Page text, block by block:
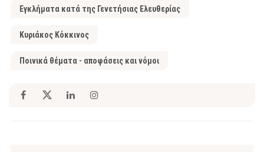
Εγκλήματα κατά της Γενετήσιας Ελευθερίας
Κυριάκος Κόκκινος
Ποινικά θέματα - αποφάσεις και νόμοι